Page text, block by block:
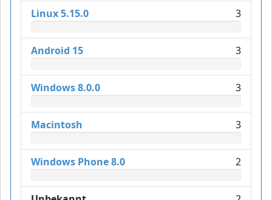
Linux 5.15.0 3
Android 15 3
Windows 8.0.0 3
Macintosh 3
Windows Phone 8.0 2